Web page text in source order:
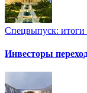
Спецвыпуск: итоги
Инвесторы